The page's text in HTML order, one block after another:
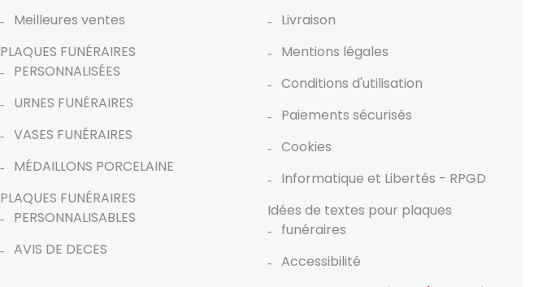
Meilleures ventes
PLAQUES FUNÉRAIRES
PERSONNALISÉES
URNES FUNÉRAIRES
VASES FUNÉRAIRES
MÉDAILLONS PORCELAINE
PLAQUES FUNÉRAIRES
PERSONNALISABLES
AVIS DE DECES
Livraison
Mentions légales
Conditions d'utilisation
Paiements sécurisés
Cookies
Informatique et Libertés - RPGD
Idées de textes pour plaques
funéraires
Accessibilité